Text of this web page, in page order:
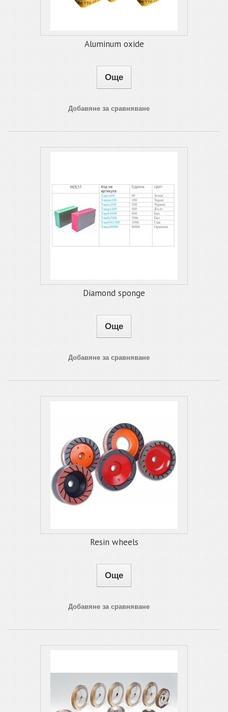
Aluminum oxide
Още
Добавяне за сравняване
Diamond sponge
Още
Добавяне за сравняване
Resin wheels
Още
Добавяне за сравняване